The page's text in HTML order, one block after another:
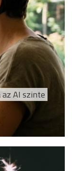
AI szinte